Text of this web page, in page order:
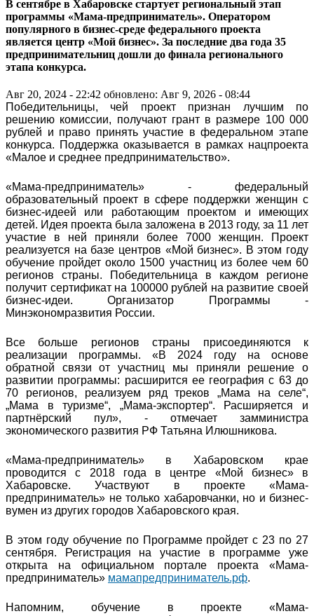
В сентябре в Хабаровске стартует региональный этап
программы «Мама-предприниматель». Оператором
популярного в бизнес-среде федерального проекта
является центр «Мой бизнес». За последние два года 35
предпринимательниц дошли до финала регионального
этапа конкурса.
Авг 20, 2024 - 22:42 обновлено: Авг 9, 2026 - 08:44
Победительницы, чей проект признан лучшим по
решению комиссии, получают грант в размере 100 000
рублей и право принять участие в федеральном этапе
конкурса. Поддержка оказывается в рамках нацпроекта
«Малое и среднее предпринимательство».
«Мама-предприниматель» - федеральный
образовательный проект в сфере поддержки женщин с
бизнес-идеей или работающим проектом и имеющих
детей. Идея проекта была заложена в 2013 году, за 11 лет
участие в ней приняли более 7000 женщин. Проект
реализуется на базе центров «Мой бизнес». В этом году
обучение пройдет около 1500 участниц из более чем 60
регионов страны. Победительница в каждом регионе
получит сертификат на 100000 рублей на развитие своей
бизнес-идеи. Организатор Программы -
Минэкономразвития России.
Все больше регионов страны присоединяются к
реализации программы. «В 2024 году на основе
обратной связи от участниц мы приняли решение о
развитии программы: расширится ее география с 63 до
70 регионов, реализуем ряд треков „Мама на селе“,
„Мама в туризме“, „Мама-экспортер“. Расширяется и
партнёрский пул», - отмечает замминистра
экономического развития РФ Татьяна Илюшникова.
«Мама-предприниматель» в Хабаровском крае
проводится с 2018 года в центре «Мой бизнес» в
Хабаровске. Участвуют в проекте «Мама-
предприниматель» не только хабаровчанки, но и бизнес-
вумен из других городов Хабаровского края.
В этом году обучение по Программе пройдет с 23 по 27
сентября. Регистрация на участие в программе уже
открыта на официальном портале проекта «Мама-
предприниматель» мамапредприниматель.рф.
Напомним, обучение в проекте «Мама-